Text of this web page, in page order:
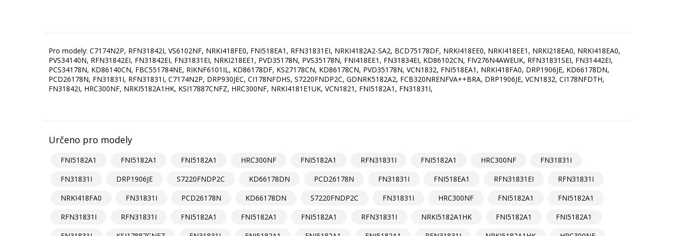
Pro modely: C7174N2P, RFN31842I, VS6102NF, NRKI418FE0, FNI518EA1, RFN31831EI, NRKI4182A2-SA2, BCD75178DF, NRKI418EE0, NRKI418EE1, NRKI218EA0, NRKI418EA0,
PVS34140N, RFN31842EI, FN31842EI, FN31831EI, NRKI218EE1, PVD35178N, PVS35178N, FNI418EE1, FN31834EI, KD86102CN, FIV276N4AWEUK, RFN31831SEI, FN31442EI,
PCS34178N, KD86140CN, FBC551784NE, RIKNF6101IL, KD86178DF, KS27178CN, KD86178CN, PVD35178N, VCN1832, FNI518EA1, NRKI418FA0, DRP1906JE, KD66178DN,
PCD26178N, FN31831I, RFN31831I, C7174N2P, DRP930JEC, CI178NFDHS, S7220FNDP2C, GDNRK5182A2, FCB320NRENFVA++BRA, DRP1906JE, VCN1832, CI178NFDTH,
FN31842I, HRC300NF, NRKI5182A1HK, KSI17887CNFZ, HRC300NF, NRKI4181E1UK, VCN1821, FNI5182A1, FN31831I,
Určeno pro modely
FNI5182A1 FNI5182A1 FNI5182A1 HRC300NF FNI5182A1 RFN31831I FNI5182A1 HRC300NF
FN31831I
FN31831I
DRP1906JE S7220FNDP2C KD66178DN PCD26178N FN31831I FNI518EA1 RFN31831EI
RFN31831I
NRKI418FA0
FN31831I PCD26178N KD66178DN S7220FNDP2C FN31831I HRC300NF FNI5182A1
FNI5182A1
RFN31831I
RFN31831I FNI5182A1 FNI5182A1 FNI5182A1 RFN31831I NRKI5182A1HK FNI5182A1
FNI5182A1